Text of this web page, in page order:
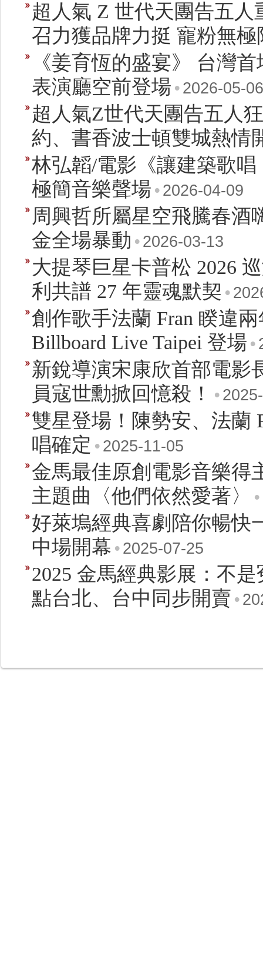
超人氣 Z 世代天團告五人
召力獲品牌力挺 寵粉無極
《姜育恆的盛宴》 台灣
表演廳空前登場 • 2026-05-06
超人氣Z世代天團告五人
約、書香波士頓雙城熱情
林弘韜/電影《讓建築歌
極簡音樂聲場 • 2026-04-09
周興哲所屬星空飛騰春酒
金全場暴動 • 2026-03-13
大提琴巨星卡普松 2026
利共譜 27 年靈魂默契 •
創作歌手法蘭 Fran 睽違
Billboard Live Taipei 登場 •
新銳導演宋康欣首部電影
員寇世勳掀回憶殺！
•
雙星登場！陳勢安、法蘭
唱確定 • 2025-11-05
金馬最佳原創電影音樂得
主題曲〈他們依然愛著〉
•
好萊塢經典喜劇陪你暢快
中場開幕 • 2025-07-25
2025 金馬經典影展：不
點台北、台中同步開賣 •